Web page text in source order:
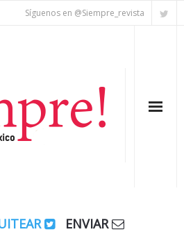
Síguenos en @Siempre_revista
ENVIAR